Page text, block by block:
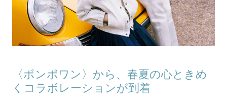
〈ボンポワン〉から、春夏の心ときめ
くコラボレーションが到着